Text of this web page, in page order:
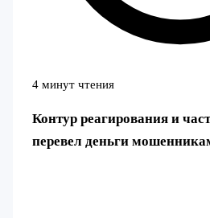
4 минут чтения
Контур реагирования и
перевел деньги